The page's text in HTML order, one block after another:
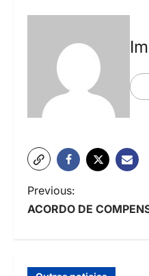
P
o
t
Previous:
ACORDO DE